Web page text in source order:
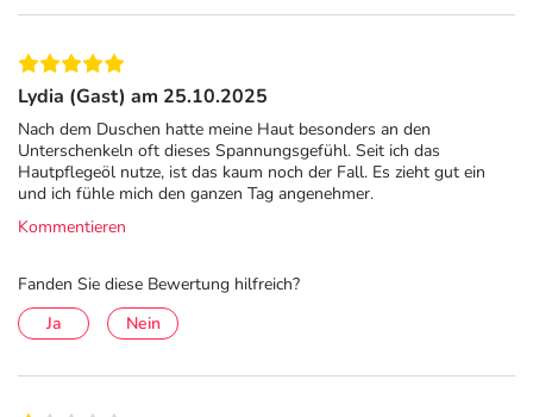
Lydia (Gast) am 25.10.2025
Nach dem Duschen hatte meine Haut besonders an den
Unterschenkeln oft dieses Spannungs­gefühl. Seit ich das
Hautpflegeöl nutze, ist das kaum noch der Fall. Es zieht gut ein
und ich fühle mich den ganzen Tag angenehmer.
Kommentieren
Fanden Sie diese Bewertung hilfreich?
Ja
Nein